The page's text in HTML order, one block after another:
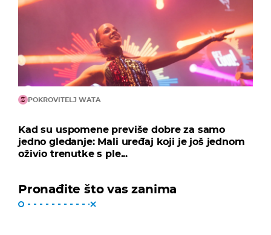
POKROVITELJ WATA
Kad su uspomene previše dobre za samo
jedno gledanje: Mali uređaj koji je još jednom
oživio trenutke s ple...
Pronađite što vas zanima